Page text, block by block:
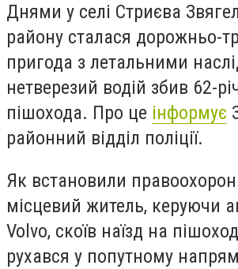
Днями у селі Стриєва
району сталася дорожньо-
пригода з летальними
нетверезий водій збив 62-
пішохода. Про це інформує
районний відділ поліції.
Як встановили
місцевий житель, керуючи
Volvo, скоїв наїзд на
рухався у попутному